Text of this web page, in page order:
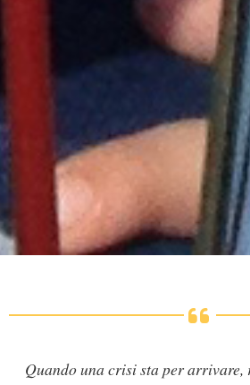
Quando una crisi sta per arrivare,